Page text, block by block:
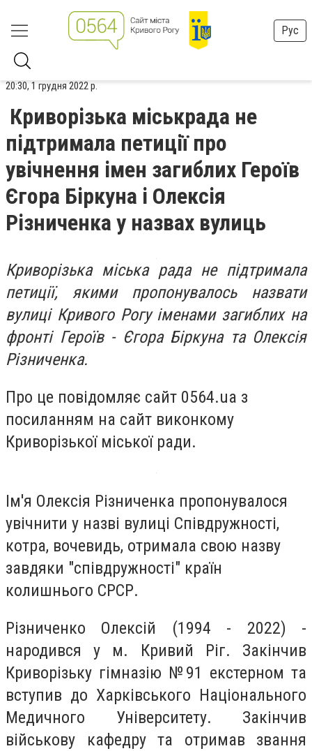
Рус
20:30, 1 грудня 2022 р.
Криворізька міськрада не
підтримала петиції про
увічнення імен загиблих Героїв
Єгора Біркуна і Олексія
Різниченка у назвах вулиць
Криворізька міська рада не підтримала
петиції, якими пропонувалось назвати
вулиці Кривого Рогу іменами загиблих на
фронті Героїв - Єгора Біркуна та Олексія
Різниченка.
Про це повідомляє сайт 0564.ua з
посиланням на сайт виконкому
Криворізької міської ради.
Ім'я Олексія Різниченка пропонувалося
увічнити у назві вулиці Співдружності,
котра, вочевидь, отримала свою назву
завдяки "співдружності" країн
колишнього СРСР.
Різниченко Олексій (1994 - 2022) -
народився у м. Кривий Ріг. Закінчив
Криворізьку гімназію №91 екстерном та
вступив до Харківського Національного
Медичного Університету. Закінчив
військову кафедру та отримав звання